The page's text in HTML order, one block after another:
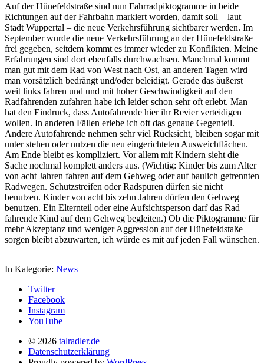
Auf der Hünefeldstraße sind nun Fahrradpiktogramme in beide
Richtungen auf der Fahrbahn markiert worden, damit soll – laut
Stadt Wuppertal – die neue Verkehrsführung sichtbarer werden. Im
September wurde die neue Verkehrsführung an der Hünefeldstraße
frei gegeben, seitdem kommt es immer wieder zu Konflikten. Meine
Erfahrungen sind dort ebenfalls durchwachsen. Manchmal kommt
man gut mit dem Rad von West nach Ost, an anderen Tagen wird
man vorsätzlich bedrängt und/oder beleidigt. Gerade das äußerst
weit links fahren und und mit hoher Geschwindigkeit auf den
Radfahrenden zufahren habe ich leider schon sehr oft erlebt. Man
hat den Eindruck, dass Autofahrende hier ihr Revier verteidigen
wollen. In anderen Fällen erlebe ich oft das genaue Gegenteil.
Andere Autofahrende nehmen sehr viel Rücksicht, bleiben sogar mit
unter stehen oder nutzen die neu eingerichteten Ausweichflächen.
Am Ende bleibt es kompliziert. Vor allem mit Kindern sieht die
Sache nochmal komplett anders aus. (Wichtig: Kinder bis zum Alter
von acht Jahren fahren auf dem Gehweg oder auf baulich getrennten
Radwegen. Schutzstreifen oder Radspuren dürfen sie nicht
benutzen. Kinder von acht bis zehn Jahren dürfen den Gehweg
benutzen. Ein Elternteil oder eine Aufsichtsperson darf das Rad
fahrende Kind auf dem Gehweg begleiten.) Ob die Piktogramme für
mehr Akzeptanz und weniger Aggression auf der Hünefeldstaße
sorgen bleibt abzuwarten, ich würde es mit auf jeden Fall wünschen.
In Kategorie: News
Twitter
Facebook
Instagram
YouTube
© 2026 talradler.de
Datenschutzerklärung